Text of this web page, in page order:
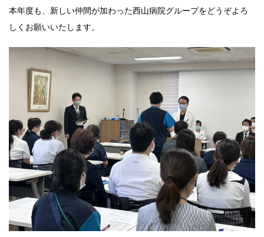
本年度も、新しい仲間が加わった西山病院グループをどうぞよろ
しくお願いいたします。